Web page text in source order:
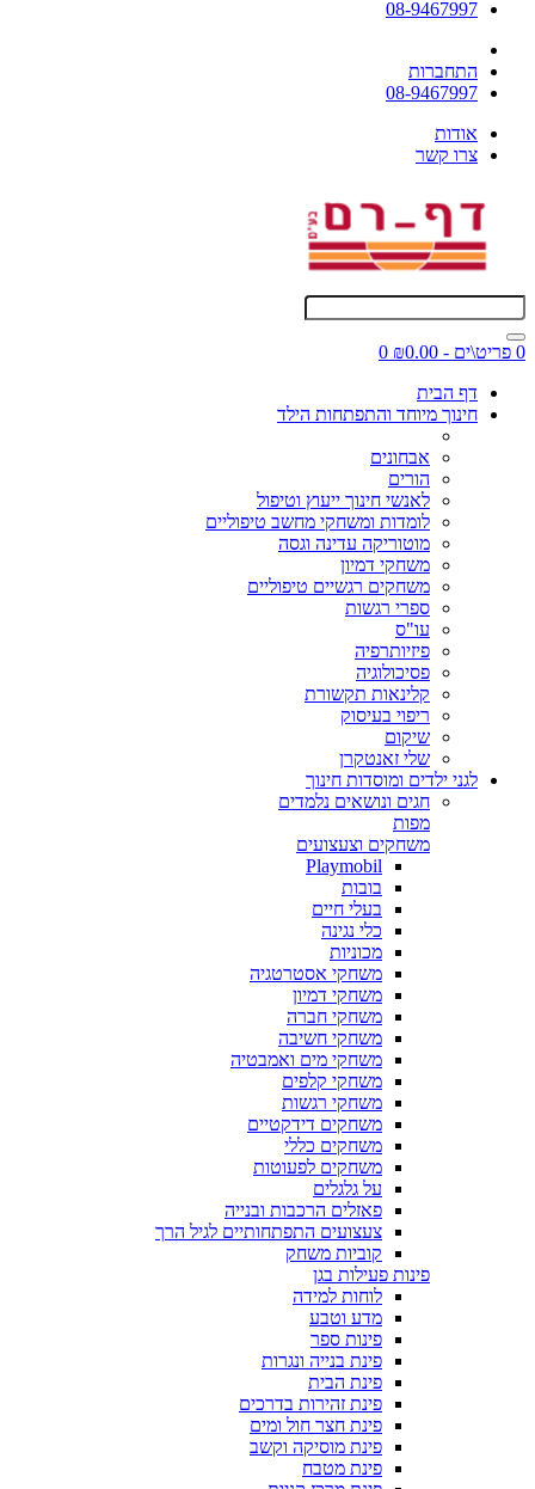
08-9467997
התחברות
08-9467997
אודות
צרו קשר
0 פריט\ים - ₪0.00
0
דף הבית
חינוך מיוחד והתפתחות הילד
אבחונים
הורים
לאנשי חינוך ייעוץ וטיפול
לומדות ומשחקי מחשב טיפוליים
מוטוריקה עדינה וגסה
משחקי דמיון
משחקים רגשיים טיפוליים
ספרי רגשות
עו"ס
פיזיותרפיה
פסיכולוגיה
קלינאות תקשורת
ריפוי בעיסוק
שיקום
שלי זאנטקרן
לגני ילדים ומוסדות חינוך
חגים ונושאים נלמדים
מפות
משחקים וצעצועים
Playmobil
בובות
בעלי חיים
כלי נגינה
מכוניות
משחקי אסטרטגיה
משחקי דמיון
משחקי חברה
משחקי חשיבה
משחקי מים ואמבטיה
משחקי קלפים
משחקי רגשות
משחקים דידקטיים
משחקים כללי
משחקים לפעוטות
על גלגלים
פאזלים הרכבות ובנייה
צעצועים התפתחותיים לגיל הרך
קוביות משחק
פינות פעילות בגן
לוחות למידה
מדע וטבע
פינות ספר
פינת בנייה ונגרות
פינת הבית
פינת זהירות בדרכים
פינת חצר חול ומים
פינת מוסיקה וקשב
פינת מטבח